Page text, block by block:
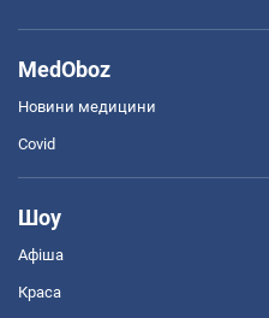
MedOboz
Новини медицини
Covid
Шоу
Афіша
Краса